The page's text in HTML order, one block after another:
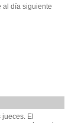
al día siguiente
El